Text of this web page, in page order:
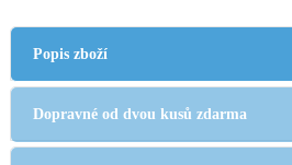
Popis zboží
Dopravné od dvou kusů zdarma